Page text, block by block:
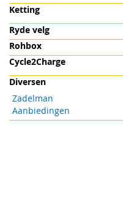
Ketting
Ryde velg
Rohbox
Cycle2Charge
Diversen
Zadelman
Aanbiedingen